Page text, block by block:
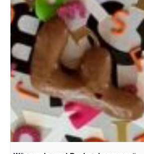
Bildquelle_ Pixabay Free_Christoph